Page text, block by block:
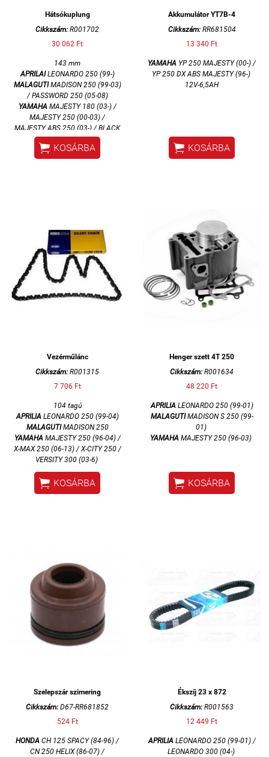
Hátsókuplung
Cikkszám: R001702
30 062 Ft
143 mm
APRILAILEONARDO 250 (99-)
MALAGUTIMADISON 250 (99-03)
/ PASSWORD 250 (05-08)
YAMAHA MAJESTY 180 (03-) /
MAJESTY 250 (00-03) /
MAJESTY ABS 250 (03-) / BLACK
X-MAX 250 (09) / X-MAX 250 (05-
13) /X-CITY 250 (07-13)
/VERSITY 300 (03-06)
 KOSÁRBA
Akkumulátor YT7B-4
Cikkszám:RR681504
13 340 Ft
YAMAHA YP 250 MAJESTY (00-) /
YP 250 DX ABS MAJESTY (96-)
12V-6,5AH
 KOSÁRBA
Vezérműlánc
Cikkszám: R001315
7 706 Ft
104 tagú
APRILIA LEONARDO 250 (99-04)
MALAGUTIMADISON 250
YAMAHA MAJESTY 250 (96-04) /
X-MAX 250 (06-13) / X-CITY 250 /
VERSITY 300 (03-6)
 KOSÁRBA
Henger szett 4T 250
Cikkszám: R001634
48 220 Ft
APRILIA LEONARDO 250 (99-01)
MALAGUTIMADISON S 250 (99-
01)
YAMAHA MAJESTY 250 (96-03)
 KOSÁRBA
Szelepszár szimering
Cikkszám: D67-RR681852
524 Ft
HONDA CH 125 SPACY (84-96) /
CN 250 HELIX (86-07) /
Ékszíj 23 x 872
Cikkszám: R001563
12 449 Ft
APRILIA LEONARDO 250 (99-01) /
LEONARDO 300 (04-)